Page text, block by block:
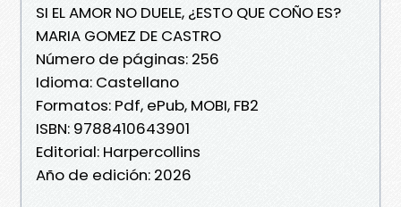
SI EL AMOR NO DUELE, ¿ESTO QUE COÑO ES?
MARIA GOMEZ DE CASTRO
Número de páginas: 256
Idioma: Castellano
Formatos: Pdf, ePub, MOBI, FB2
ISBN: 9788410643901
Editorial: Harpercollins
Año de edición: 2026